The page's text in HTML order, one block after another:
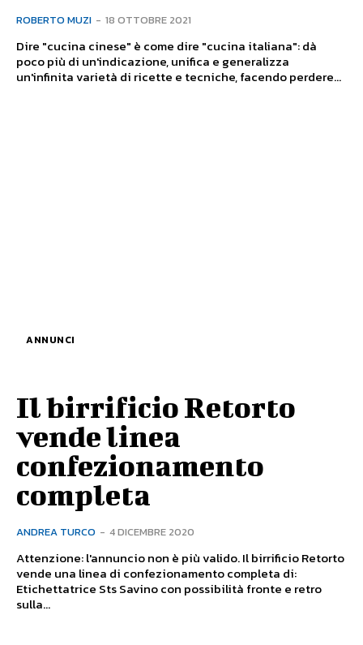
ROBERTO MUZI - 18 OTTOBRE 2021
Dire "cucina cinese" è come dire "cucina italiana": dà
poco più di un'indicazione, unifica e generalizza
un'infinita varietà di ricette e tecniche, facendo perdere...
ANNUNCI
Il birrificio Retorto
vende linea
confezionamento
completa
ANDREA TURCO - 4 DICEMBRE 2020
Attenzione: l'annuncio non è più valido. Il birrificio Retorto
vende una linea di confezionamento completa di:
Etichettatrice Sts Savino con possibilità fronte e retro
sulla...